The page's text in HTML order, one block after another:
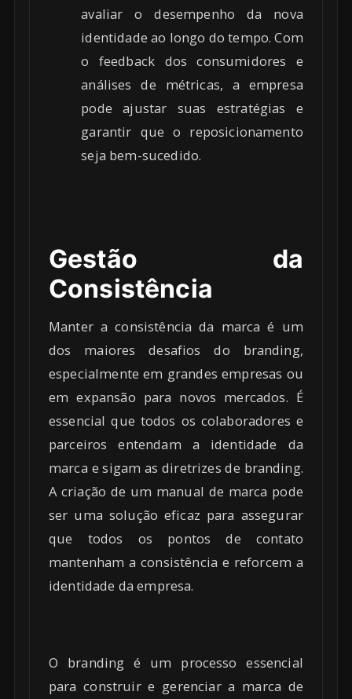
avaliar o desempenho da nova
identidade ao longo do tempo. Com
o feedback dos consumidores e
análises de métricas, a empresa
pode ajustar suas estratégias e
garantir que o reposicionamento
seja bem-sucedido.
Gestão da
Consistência
Manter a consistência da marca é um
dos maiores desafios do branding,
especialmente em grandes empresas ou
em expansão para novos mercados. É
essencial que todos os colaboradores e
parceiros entendam a identidade da
marca e sigam as diretrizes de branding.
A criação de um manual de marca pode
ser uma solução eficaz para assegurar
que todos os pontos de contato
mantenham a consistência e reforcem a
identidade da empresa.
O branding é um processo essencial
para construir e gerenciar a marca de